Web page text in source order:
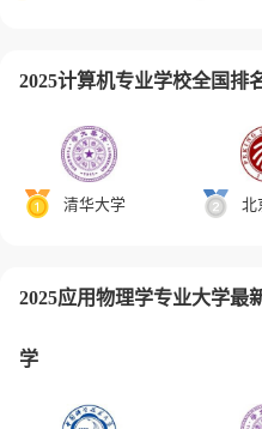
2025计算机专业学校全国排
清华大学 北
2025应用物理学专业大学最
学